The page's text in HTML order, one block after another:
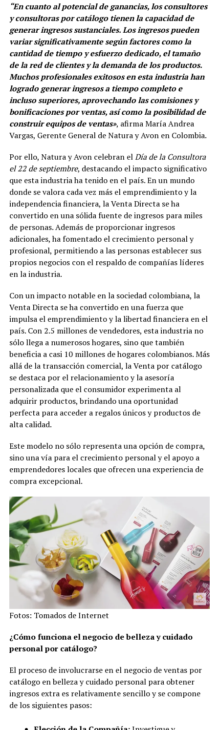
“En cuanto al potencial de ganancias, los consultores
y consultoras por catálogo tienen la capacidad de
generar ingresos sustanciales. Los ingresos pueden
variar significativamente según factores como la
cantidad de tiempo y esfuerzo dedicado, el tamaño
de la red de clientes y la demanda de los productos.
Muchos profesionales exitosos en esta industria han
logrado generar ingresos a tiempo completo e
incluso superiores, aprovechando las comisiones y
bonificaciones por ventas, así como la posibilidad de
construir equipos de ventas», afirma María Andrea
Vargas, Gerente General de Natura y Avon en Colombia.
Por ello, Natura y Avon celebran elDía de la Consultora
el 22 de septiembre, destacando el impacto significativo
que esta industria ha tenido en el país. En un mundo
donde se valora cada vez más el emprendimiento y la
independencia financiera, la Venta Directa se ha
convertido en una sólida fuente de ingresos para miles
de personas. Además de proporcionar ingresos
adicionales, ha fomentado el crecimiento personal y
profesional, permitiendo a las personas establecer sus
propios negocios con el respaldo de compañías líderes
en la industria.
Con un impacto notable en la sociedad colombiana, la
Venta Directa se ha convertido en una fuerza que
impulsa el emprendimiento y la libertad financiera en el
país. Con 2.5 millones de vendedores, esta industria no
sólo llega a numerosos hogares, sino que también
beneficia a casi 10 millones de hogares colombianos. Más
allá de la transacción comercial, la Venta por catálogo
se destaca por el relacionamiento y la asesoría
personalizada que el consumidor experimenta al
adquirir productos, brindando una oportunidad
perfecta para acceder a regalos únicos y productos de
alta calidad.
Este modelo no sólo representa una opción de compra,
sino una vía para el crecimiento personal y el apoyo a
emprendedores locales que ofrecen una experiencia de
compra excepcional.
Fotos: Tomados de Internet
¿Cómo funciona el negocio de belleza y cuidado
personal por catálogo?
El proceso de involucrarse en el negocio de ventas por
catálogo en belleza y cuidado personal para obtener
ingresos extra es relativamente sencillo y se compone
de los siguientes pasos: